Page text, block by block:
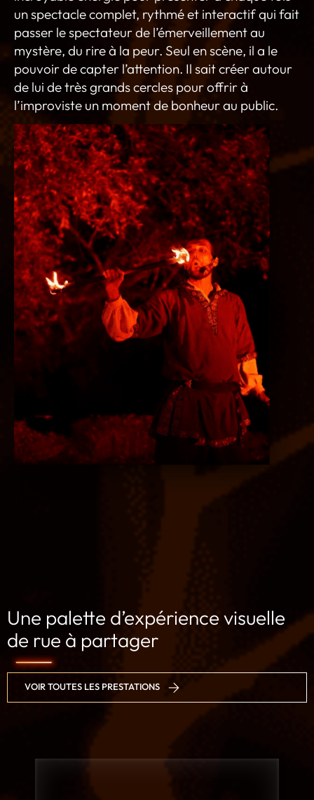
un spectacle complet, rythmé et interactif qui fait
passer le spectateur de l’émerveillement au
mystère, du rire à la peur. Seul en scène, il a le
pouvoir de capter l’attention. Il sait créer autour
de lui de très grands cercles pour offrir à
l’improviste un moment de bonheur au public.
Une palette d’expérience visuelle
de rue à partager
VOIR TOUTES LES PRESTATIONS